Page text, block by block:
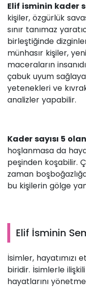
Elif isminin kader
kişiler, özgürlük
sınır tanımaz
birleştiğinde
münhasır kişiler,
maceraların
çabuk uyum
yetenekleri ve
analizler yapabilir.
Kader sayısı 5
hoşlanmasa da
peşinden koşabilir.
zaman
bu kişilerin gölge
Elif İsminin
İsimler,
biridir. İsimlerle
hayatlarını